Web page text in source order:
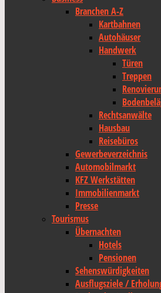
Branchen A-Z
Kartbahnen
Autohäuser
Handwerk
Türen
Treppen
Rechtsanwälte
Hausbau
Reisebüros
Gewerbeverzeichnis
Automobilmarkt
KFZ Werkstätten
Immobilienmarkt
Presse
Tourismus
Übernachten
Hotels
Pensionen
Sehenswürdigkeiten
Ausflugsziele /